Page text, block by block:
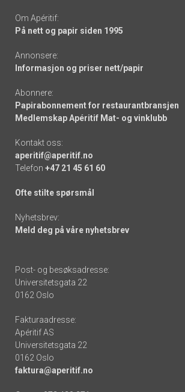
Om Apéritif:
På nett og papir siden 1995
Annonsere:
Informasjon og priser nett/papir
Abonnere:
Papirabonnement for restaurantbransjen
Medlemskap Apéritif Mat- og vinklubb
Kontakt oss:
aperitif@aperitif.no
Telefon +47 21 45 61 60
Ofte stilte spørsmål
Nyhetsbrev:
Meld deg på våre nyhetsbrev
Post- og besøksadresse:
Universitetsgata 22
0162 Oslo
Fakturaadresse:
Apéritif AS
Universitetsgata 22
0162 Oslo
faktura@aperitif.no